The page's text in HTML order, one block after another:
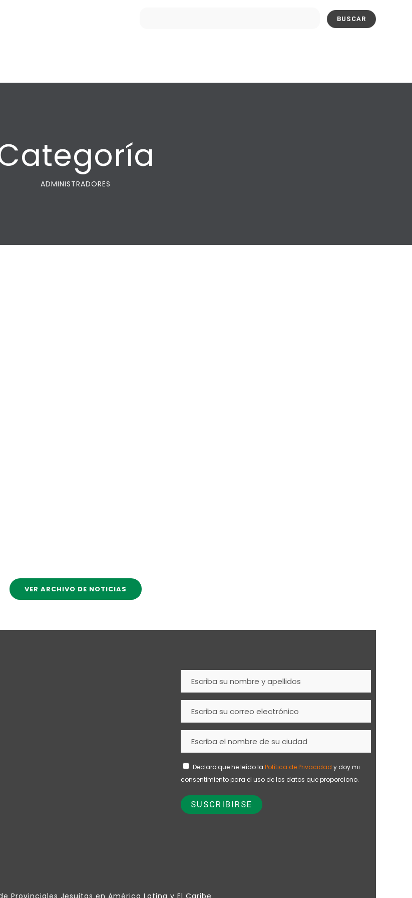
ADMINISTRADORES
VER ARCHIVO DE NOTICIAS
Declaro que he leído la Política de Privacidad y doy mi
consentimiento para el uso de los datos que proporciono.
Provinciales Jesuitas en América Latina y El Caribe